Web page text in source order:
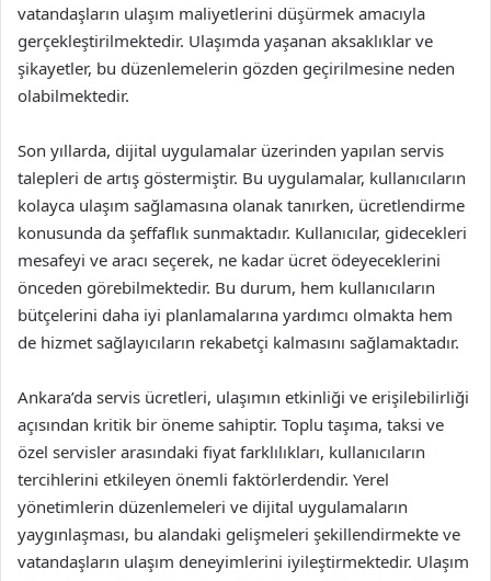
vatandaşların ulaşım maliyetlerini düşürmek amacıyla
gerçekleştirilmektedir. Ulaşımda yaşanan aksaklıklar ve
şikayetler, bu düzenlemelerin gözden geçirilmesine neden
olabilmektedir.
Son yıllarda, dijital uygulamalar üzerinden yapılan servis
talepleri de artış göstermiştir. Bu uygulamalar, kullanıcıların
kolayca ulaşım sağlamasına olanak tanırken, ücretlendirme
konusunda da şeffaflık sunmaktadır. Kullanıcılar, gidecekleri
mesafeyi ve aracı seçerek, ne kadar ücret ödeyeceklerini
önceden görebilmektedir. Bu durum, hem kullanıcıların
bütçelerini daha iyi planlamalarına yardımcı olmakta hem
de hizmet sağlayıcıların rekabetçi kalmasını sağlamaktadır.
Ankara’da servis ücretleri, ulaşımın etkinliği ve erişilebilirliği
açısından kritik bir öneme sahiptir. Toplu taşıma, taksi ve
özel servisler arasındaki fiyat farklılıkları, kullanıcıların
tercihlerini etkileyen önemli faktörlerdendir. Yerel
yönetimlerin düzenlemeleri ve dijital uygulamaların
yaygınlaşması, bu alandaki gelişmeleri şekillendirmekte ve
vatandaşların ulaşım deneyimlerini iyileştirmektedir. Ulaşım